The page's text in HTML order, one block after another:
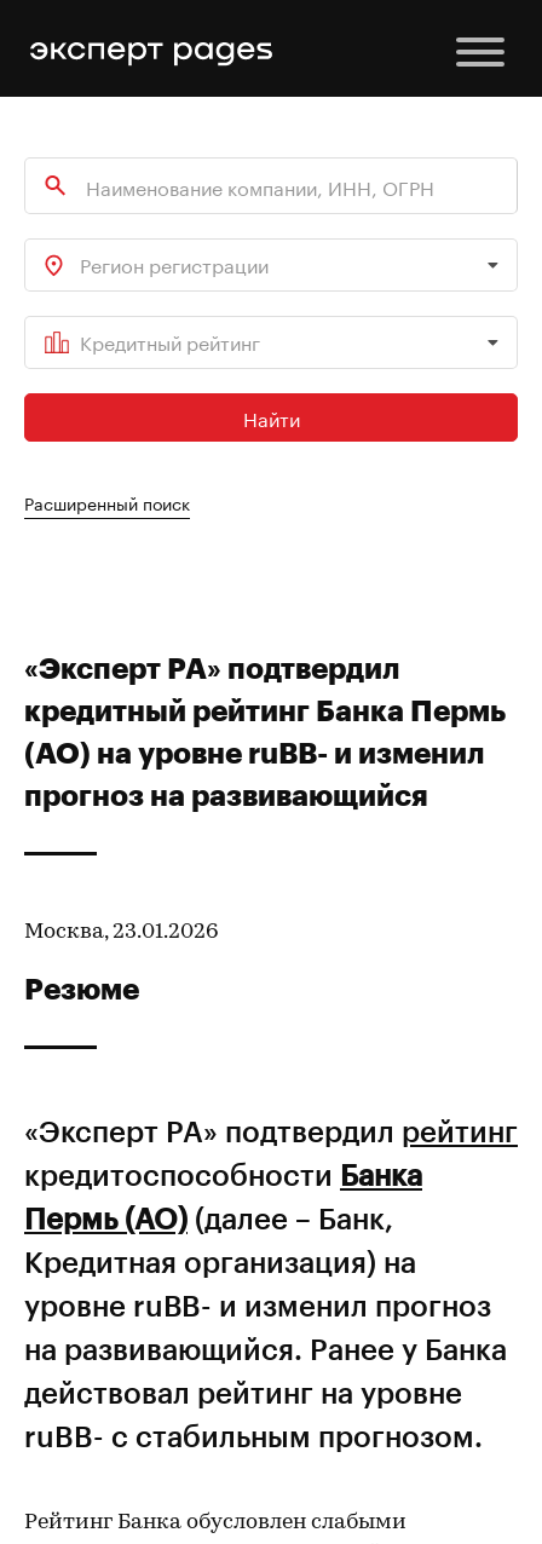
Регион регистрации
Кредитный рейтинг
Найти
Расширенный поиск
«Эксперт РА» подтвердил
кредитный рейтинг Банка Пермь
(АО) на уровне ruBB- и изменил
прогноз на развивающийся
Москва, 23.01.2026
Резюме
«Эксперт РА» подтвердил рейтинг
кредитоспособности Банка
Пермь (АО) (далее – Банк,
Кредитная организация) на
уровне ruВB- и изменил прогноз
на развивающийся. Ранее у Банка
действовал рейтинг на уровне
ruBB- с стабильным прогнозом.
Рейтинг Банка обусловлен слабыми